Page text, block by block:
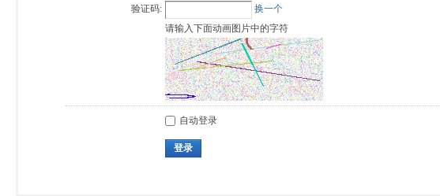
验证码:
换一个
请输入下面动画图片中的字符
自动登录
登录